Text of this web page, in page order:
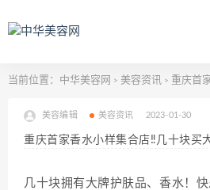
当前位置： 中华美容网 > 美容资讯 > 重庆首
美容编辑 美容资讯 2023-01-30
重庆首家香水小样集合店‼几十块买
几十块拥有大牌护肤品、香水！快